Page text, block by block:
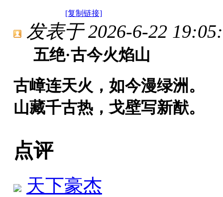
[复制链接]
发表于 2026-6-22
五绝·古今火焰山
古嶂连天火，如今漫绿洲。
山藏千古热，戈壁写新猷。
点评
天下豪杰